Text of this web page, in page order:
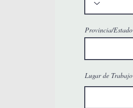
Provincia/Estado
Lugar de Trabajo